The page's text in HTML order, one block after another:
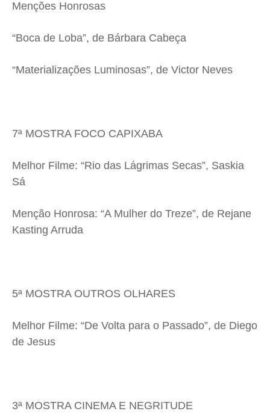
Menções Honrosas
“Boca de Loba”, de Bárbara Cabeça
“Materializações Luminosas”, de Victor Neves
7ª MOSTRA FOCO CAPIXABA
Melhor Filme: “Rio das Lágrimas Secas”, Saskia
Sá
Menção Honrosa: “A Mulher do Treze”, de Rejane
Kasting Arruda
5ª MOSTRA OUTROS OLHARES
Melhor Filme: “De Volta para o Passado”, de Diego
de Jesus
3ª MOSTRA CINEMA E NEGRITUDE